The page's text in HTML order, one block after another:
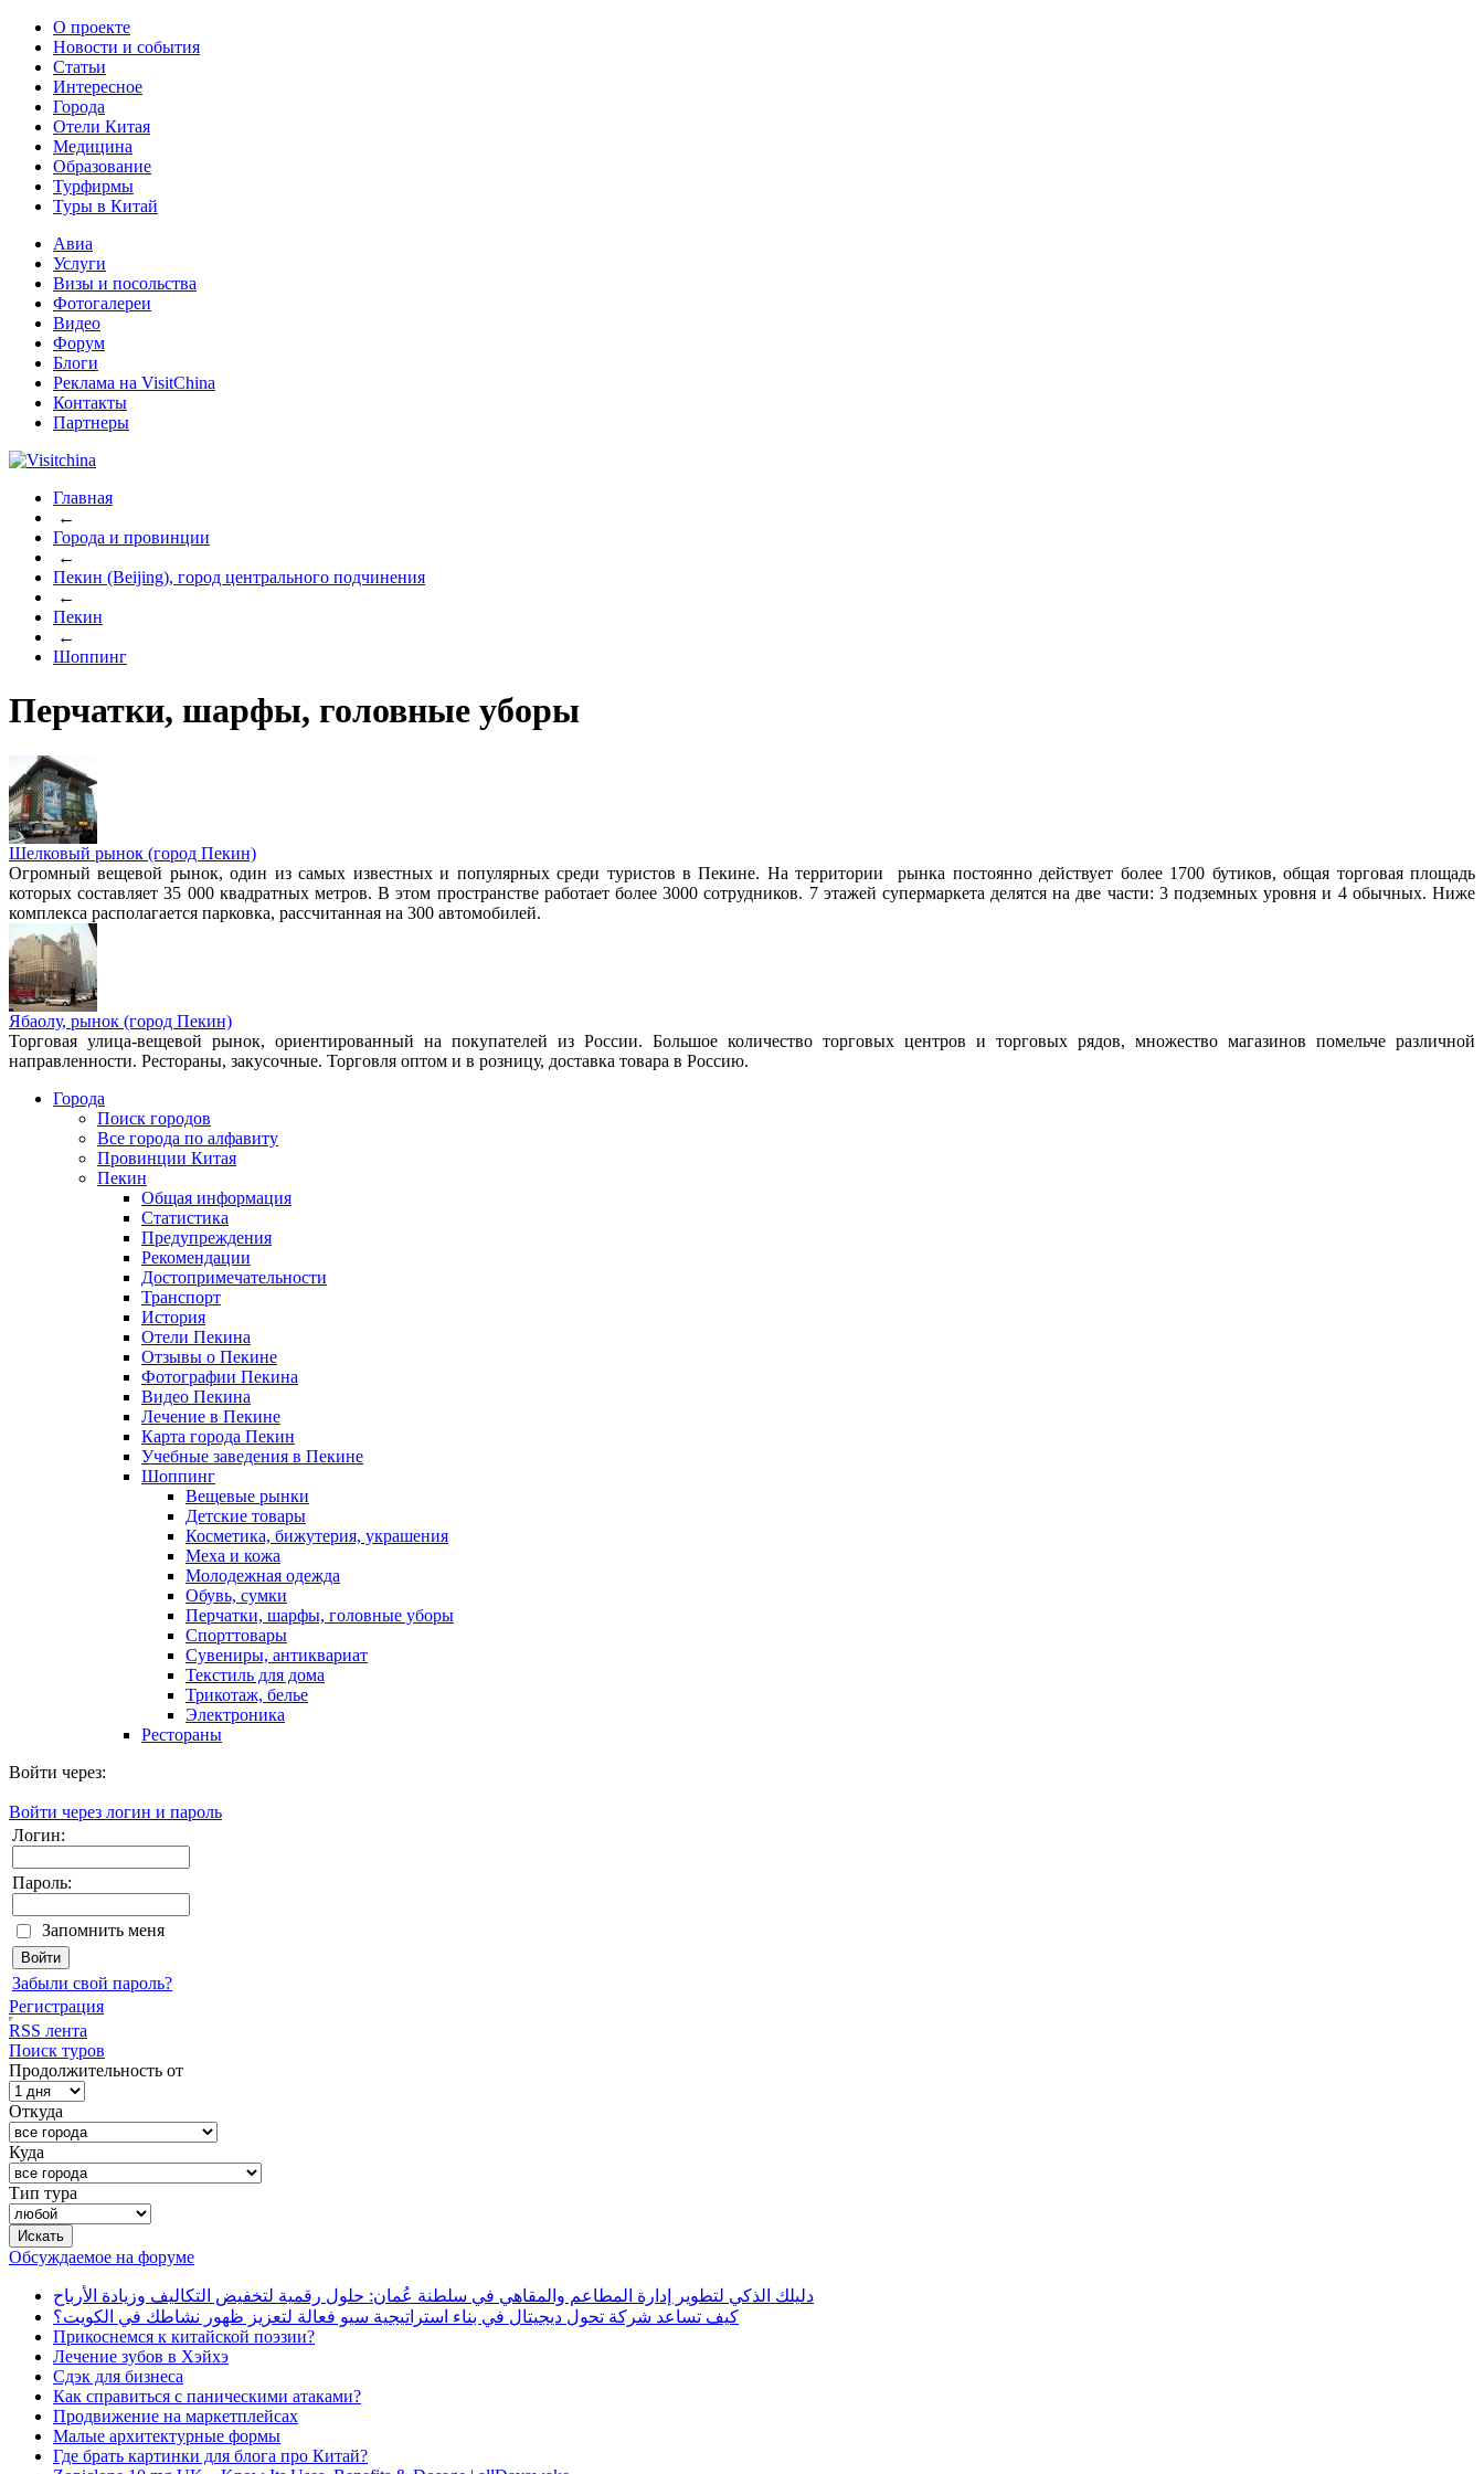
О проекте
Новости и события
Статьи
Интересное
Города
Отели Китая
Медицина
Образование
Турфирмы
Туры в Китай
Авиа
Услуги
Визы и посольства
Фотогалереи
Видео
Форум
Блоги
Реклама на VisitChina
Контакты
Партнеры
Главная
←
Города и провинции
←
Пекин (Beijing), город центрального подчинения
←
Пекин
←
Шоппинг
Перчатки, шарфы, головные уборы
Шелковый рынок (город Пекин)
Огромный вещевой рынок, один из самых известных и популярных среди туристов в Пекине. На территории рынка постоянно действует более 1700 бутиков, общая торговая площадь
которых составляет 35 000 квадратных метров. В этом пространстве работает более 3000 сотрудников. 7 этажей супермаркета делятся на две части: 3 подземных уровня и 4 обычных. Ниже
комплекса располагается парковка, рассчитанная на 300 автомобилей.
Ябаолу, рынок (город Пекин)
Торговая улица-вещевой рынок, ориентированный на покупателей из России. Большое количество торговых центров и торговых рядов, множество магазинов помельче различной
направленности. Рестораны, закусочные. Торговля оптом и в розницу, доставка товара в Россию.
Города
Поиск городов
Все города по алфавиту
Провинции Китая
Пекин
Общая информация
Статистика
Предупреждения
Рекомендации
Достопримечательности
Транспорт
История
Отели Пекина
Отзывы о Пекине
Фотографии Пекина
Видео Пекина
Лечение в Пекине
Карта города Пекин
Учебные заведения в Пекине
Шоппинг
Вещевые рынки
Детские товары
Косметика, бижутерия, украшения
Меха и кожа
Молодежная одежда
Обувь, сумки
Перчатки, шарфы, головные уборы
Спорттовары
Сувениры, антиквариат
Текстиль для дома
Трикотаж, белье
Электроника
Рестораны
Войти через:
Войти через логин и пароль
Логин:
Пароль:
Запомнить меня
Забыли свой пароль?
Регистрация
RSS лента
Поиск туров
Продолжительность от
Откуда
Куда
Тип тура
Обсуждаемое на форуме
دليلك الذكي لتطوير إدارة المطاعم والمقاهي في سلطنة عُمان: حلول رقمية لتخفيض التكاليف وزيادة الأرباح
كيف تساعد شركة تحول ديجيتال في بناء استراتيجية سيو فعالة لتعزيز ظهور نشاطك في الكويت؟
Прикоснемся к китайской поэзии?
Лечение зубов в Хэйхэ
Сдэк для бизнеса
Как справиться с паническими атаками?
Продвижение на маркетплейсах
Малые архитектурные формы
Где брать картинки для блога про Китай?